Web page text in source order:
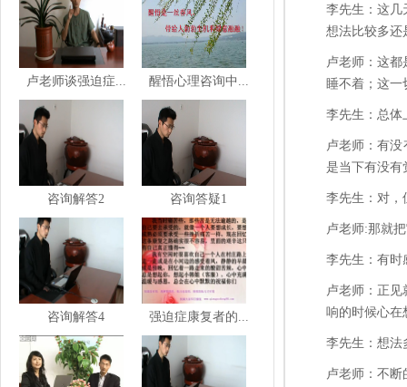
卢老师谈强迫症... 醒悟心理咨询中...
咨询解答2 咨询答疑1
咨询解答4 强迫症康复者的...
李先生：这
想法比较多还
卢老师：这
睡不着；这一
李先生：总体
卢老师：有
是当下有没有
李先生：对，
卢老师:那就
李先生：有时
卢老师：正
响的时候心在
李先生：想法
卢老师：不